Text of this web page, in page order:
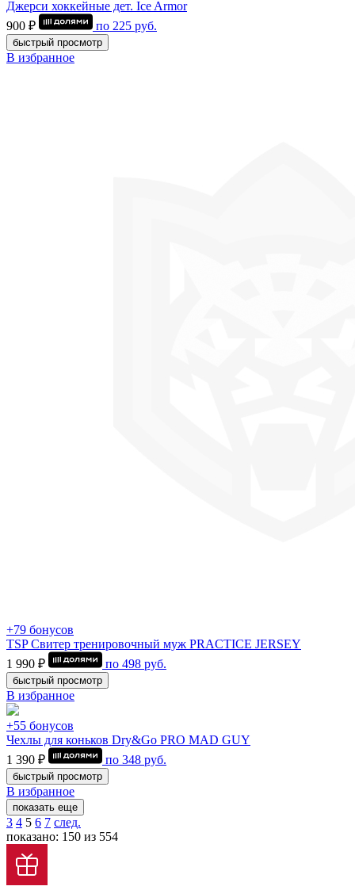
Джерси хоккейные дет. Ice Armor
900 ₽
по 225 руб.
быстрый просмотр
В избранное
+79 бонусов
TSP Свитер тренировочный муж PRACTICE JERSEY
1 990 ₽
по 498 руб.
быстрый просмотр
В избранное
+55 бонусов
Чехлы для коньков Dry&Go PRO MAD GUY
1 390 ₽
по 348 руб.
быстрый просмотр
В избранное
показать еще
3 4 5 6 7 след.
показано: 150 из 554